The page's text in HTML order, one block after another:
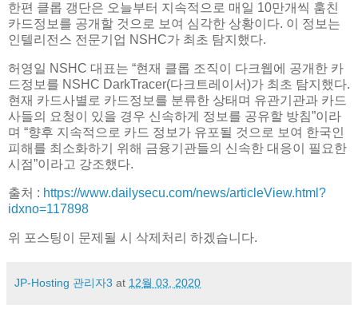
한편 클롭 갱단은 오늘부터 지속적으로 매일 10만개씩 훔친
카드정보를 공개할 것으로 보여 심각한 상황이다. 이 정보는
인텔리전스 전문기업 NSHC가 최초 탐지했다.
허영일 NSHC 대표는 “현재 클롭 조직이 다크웹에 공개한 카
드정보를 NSHC DarkTracer(다크트레이서)가 최초 탐지했다.
현재 카드사별로 카드정보를 분류한 상태며 유관기관과 카드
사들의 요청이 있을 경우 신속하게 정보를 공유할 방침”이라
며 “향후 지속적으로 카드 정보가 유포될 것으로 보여 한국인
피해를 최소화하기 위해 금융기관들의 신속한 대응이 필요한
시점”이라고 강조했다.
출처 : https://www.dailysecu.com/news/articleView.html?
idxno=117898
위 포스팅이 문제될 시 삭제처리 하겠습니다.
JP-Hosting 관리자3 at 12월 03, 2020